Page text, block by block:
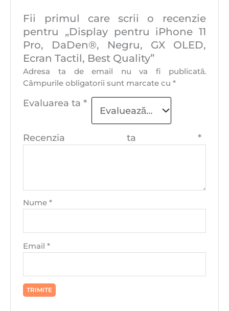
Fii primul care scrii o recenzie
pentru „Display pentru iPhone 11
Pro, DaDen®, Negru, GX OLED,
Ecran Tactil, Best Quality”
Adresa ta de email nu va fi publicată.
Câmpurile obligatorii sunt marcate cu*
Evaluarea ta*
Recenzia ta *
Nume*
Email*